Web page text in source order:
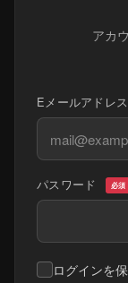
アカ
Eメールアドレス
パスワード 必須
ログインを